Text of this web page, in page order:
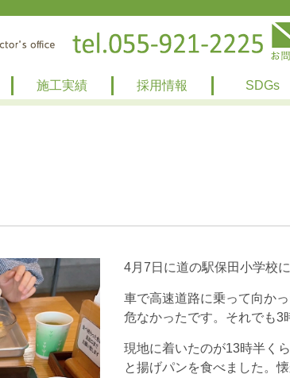
施工実績 採用情報 SDGs
4月7日に道の駅保田小学校
車で高速道路に乗って向か
危なかったです。それでも3
現地に着いたのが13時半く
と揚げパンを食べました。